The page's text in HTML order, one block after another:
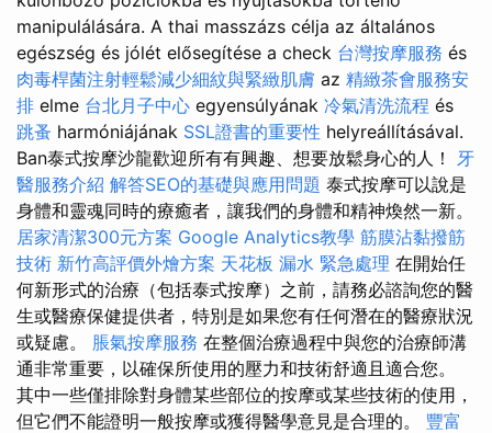
manipulálására. A thai masszázs célja az általános
egészség és jólét elősegítése a check 台灣按摩服務 és
肉毒桿菌注射輕鬆減少細紋與緊緻肌膚 az 精緻茶會服務安
排 elme 台北月子中心 egyensúlyának 冷氣清洗流程 és
跳蚤 harmóniájának SSL證書的重要性 helyreállításával.
Ban泰式按摩沙龍歡迎所有有興趣、想要放鬆身心的人！ 牙
醫服務介紹 解答SEO的基礎與應用問題 泰式按摩可以說是
身體和靈魂同時的療癒者，讓我們的身體和精神煥然一新。
居家清潔300元方案 Google Analytics教學 筋膜沾黏撥筋
技術 新竹高評價外燴方案 天花板 漏水 緊急處理 在開始任
何新形式的治療（包括泰式按摩）之前，請務必諮詢您的醫
生或醫療保健提供者，特別是如果您有任何潛在的醫療狀況
或疑慮。 脹氣按摩服務 在整個治療過程中與您的治療師溝
通非常重要，以確保所使用的壓力和技術舒適且適合您。
其中一些僅排除對身體某些部位的按摩或某些技術的使用，
但它們不能證明一般按摩或獲得醫學意見是合理的。 豐富